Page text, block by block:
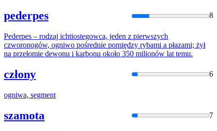
pederpes 8
Pederpes – rodzaj ichtiostegowca, jeden z pierwszych
czworonogów, ogniwo pośrednie pomiędzy rybami a płazami; żył
na przełomie dewonu i karbonu około 350 milionów lat temu.
człony 6
ogniwa, segment
szamota 7